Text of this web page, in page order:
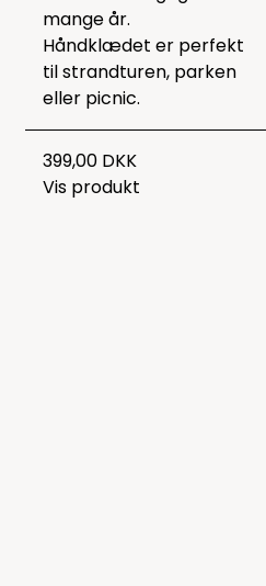
mange år.
Håndklædet er perfekt
til strandturen, parken
eller picnic.
399,00 DKK
Vis produkt